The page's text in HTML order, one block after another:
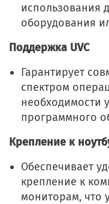
использования
оборудования
Поддержка UVC
Гарантирует
спектром
необходимости
программного
Крепление к
Обеспечивает
крепление к
мониторам, что